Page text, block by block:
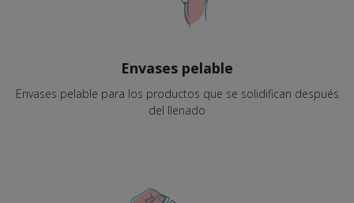
Envases pelable
Envases pelable para los productos que se solidifican después
del llenado